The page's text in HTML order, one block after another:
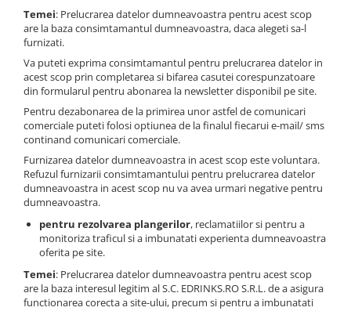
Temei: Prelucrarea datelor dumneavoastra pentru acest scop
are la baza consimtamantul dumneavoastra, daca alegeti sa-l
furnizati.
Va puteti exprima consimtamantul pentru prelucrarea datelor in
acest scop prin completarea si bifarea casutei corespunzatoare
din formularul pentru abonarea la newsletter disponibil pe site.
Pentru dezabonarea de la primirea unor astfel de comunicari
comerciale puteti folosi optiunea de la finalul fiecarui e-mail/ sms
continand comunicari comerciale.
Furnizarea datelor dumneavoastra in acest scop este voluntara.
Refuzul furnizarii consimtamantului pentru prelucrarea datelor
dumneavoastra in acest scop nu va avea urmari negative pentru
dumneavoastra.
pentru rezolvarea plangerilor, reclamatiilor si pentru a
monitoriza traficul si a imbunatati experienta dumneavoastra
oferita pe site.
Temei: Prelucrarea datelor dumneavoastra pentru acest scop
are la baza interesul legitim al S.C. EDRINKS.RO S.R.L. de a asigura
functionarea corecta a site-ului, precum si pentru a imbunatati